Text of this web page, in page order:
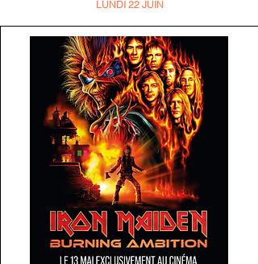
LUNDI 22JUIN